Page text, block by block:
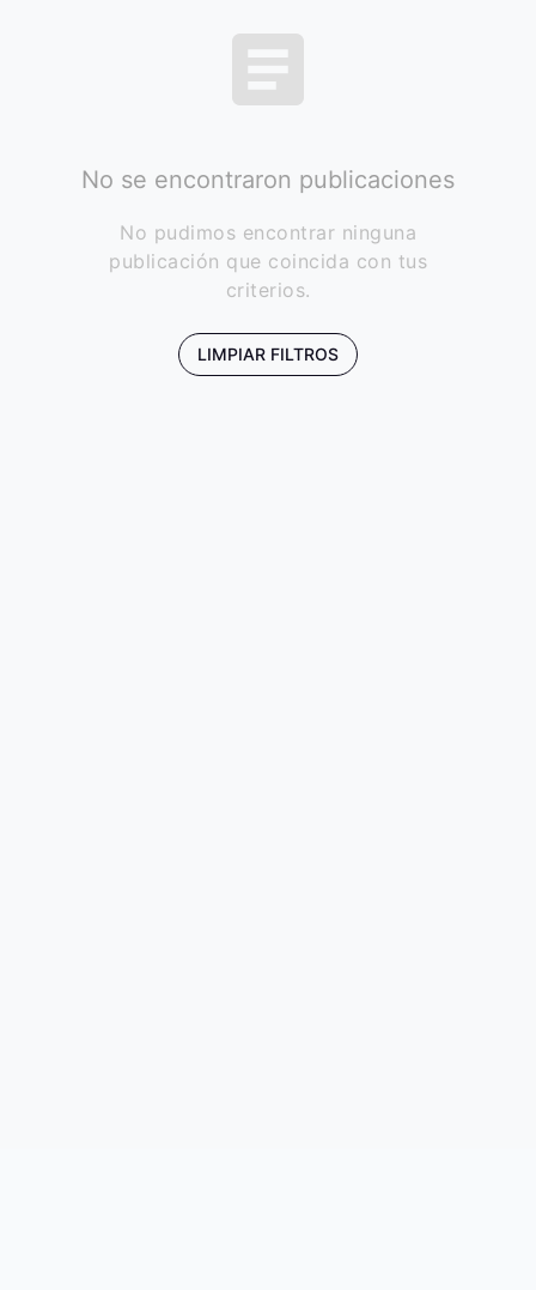
No se encontraron publicaciones
No pudimos encontrar ninguna
publicación que coincida con tus
criterios.
LIMPIAR FILTROS